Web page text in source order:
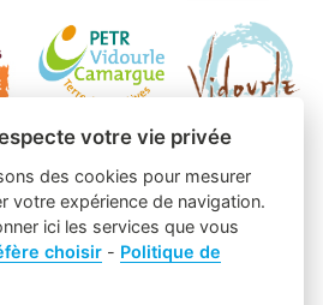
votre vie privée
des cookies pour mesurer
votre expérience de navigation.
ici les services que vous
choisir - Politique de